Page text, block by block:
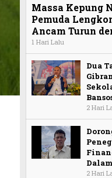
Massa Kepung
Pemuda
Ancam Turun
1 Hari Lalu
Dua
2 Hari
2 Hari